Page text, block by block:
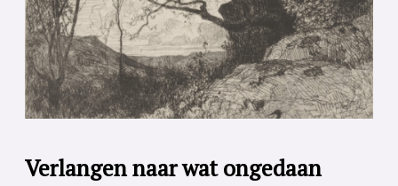
Verlangen naar wat ongedaan